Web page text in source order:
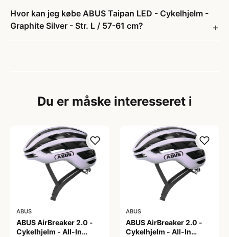
Hvor kan jeg købe ABUS Taipan LED - Cykelhjelm -
Graphite Silver - Str. L / 57-61 cm?
Du er måske interesseret i
ABUS
ABUS AirBreaker 2.0 -
Cykelhjelm - All-In
ABUS
ABUS AirBreaker 2.0 -
Cykelhjelm - All-In